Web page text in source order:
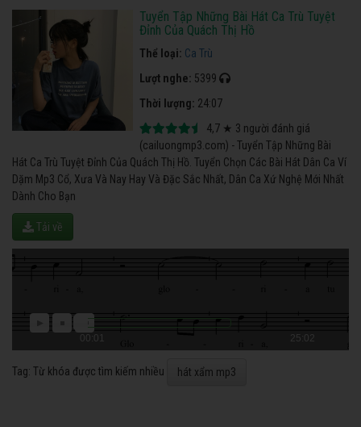
Tuyển Tập Những Bài Hát Ca Trù Tuyệt
Đỉnh Của Quách Thị Hồ
Thể loại: Ca Trù
Lượt nghe: 5399
Thời lượng: 24:07
4,7 ★ 3 người đánh giá
(cailuongmp3.com) - Tuyển Tập Những Bài
Hát Ca Trù Tuyệt Đỉnh Của Quách Thị Hồ. Tuyển Chọn Các Bài Hát Dân Ca Ví
Dặm Mp3 Cổ, Xưa Và Nay Hay Và Đặc Sắc Nhất, Dân Ca Xứ Nghệ Mới Nhất
Dành Cho Bạn
Tải về
00:01 25:02
Tag: Từ khóa được tìm kiếm nhiều hát xẩm mp3